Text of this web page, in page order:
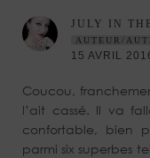
JULY IN
AUTEUR/
15 AVRIL
Coucou,
l’ait cassé. Il va
confortable, bien
parmi six superbes